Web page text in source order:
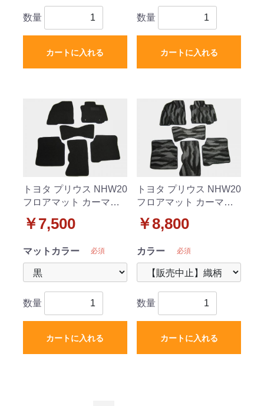
数量
カートに入れる
数量
カートに入れる
トヨタ プリウス NHW20
フロアマット カーマッ
￥7,500
マットカラー 必須
数量
カートに入れる
トヨタ プリウス NHW20
フロアマット カーマッ
￥8,800
カラー 必須
数量
カートに入れる